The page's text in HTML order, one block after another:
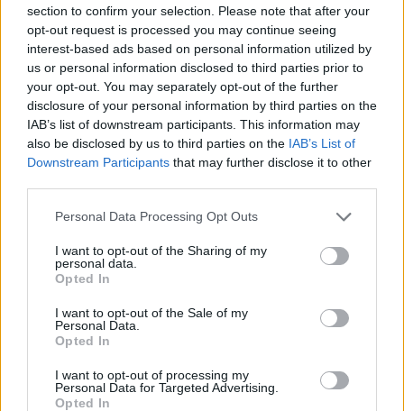
section to confirm your selection. Please note that after your
opt-out request is processed you may continue seeing
interest-based ads based on personal information utilized by
us or personal information disclosed to third parties prior to
your opt-out. You may separately opt-out of the further
disclosure of your personal information by third parties on the
IAB’s list of downstream participants. This information may
also be disclosed by us to third parties on the IAB’s List of
Downstream Participants that may further disclose it to other
Personal Data Processing Opt Outs
I want to opt-out of the Sharing of my
personal data.
Opted In
I want to opt-out of the Sale of my
Personal Data.
Opted In
I want to opt-out of processing my
Personal Data for Targeted Advertising.
Opted In
Anthony Edwards: Miller
Lori Singer: Florence Asch
Josh Hamilton: Tom Shannon
Anton Yelchin: Rensaleer
Adriana Randall: Mrs. Stein
Donnie Keshawarz: Bruno
Ned Eisenberg: Solomon Asch
Vondie Curtis-Hall: Curtis
John Leguizamo: Taylor
legali. Popcorn tv è socio sostenitore